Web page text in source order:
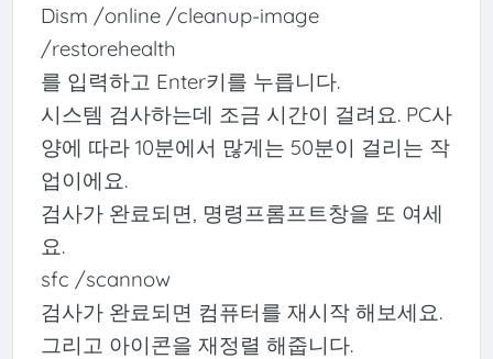
Dism /online /cleanup-image
/restorehealth
를 입력하고 Enter키를 누릅니다.
시스템 검사하는데 조금 시간이 걸려요. PC사
양에 따라 10분에서 많게는 50분이 걸리는 작
업이에요.
검사가 완료되면, 명령프롬프트창을 또 여세
요.
sfc /scannow
검사가 완료되면 컴퓨터를 재시작 해보세요.
그리고 아이콘을 재정렬 해줍니다.